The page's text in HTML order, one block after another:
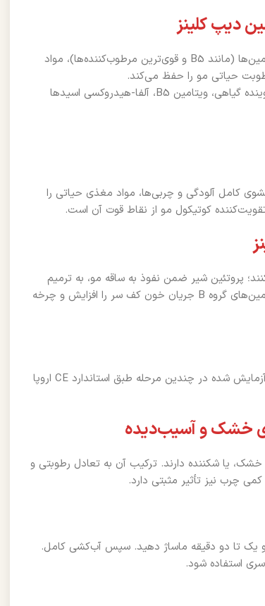
دیپ کلینز
شامپو دیپ کلینز وازلین، بر پایه کمپلکس پروتئین شیر، ویتامین‌ها (مانند B5 و قوی‌ترین مرطوب‌کننده‌ها)، مواد
مواد کلیدی: پروتئین شیر هیدرولیز شده، گلیسیرین، مواد شوینده گیاهی، ویتامین B5، آلفا-هیدروکسی اسیدها
«۲ در ۱»، همزمان با شستشوی کامل آلودگی و چربی‌ها، مواد مغذی حیاتی را
کوتیکول مو از نقاط قوت آن است.
پروتئین شیر ضمن نفوذ به ساقه مو، به ترمیم
آسیب، کاهش وز و افزایش شفافیت مو کمک می‌نماید. ویتامین‌های گروه B جریان خون کف سر را افزایش و چرخه
تولید در شرایط کاملاً بهداشتی، فرمولاسیون بدون محرک و آزمایش شده در چندین مرحله طبق استاندارد CE اروپا
خشک و آسیب‌دیده
یا شکننده دارند. ترکیب آن به تعادل رطوبتی و
چرب نیز تأثیر مثبتی دارد.
یک تا دو دقیقه ماساژ دهید. سپس آب‌کشی کامل.
استفاده شود.